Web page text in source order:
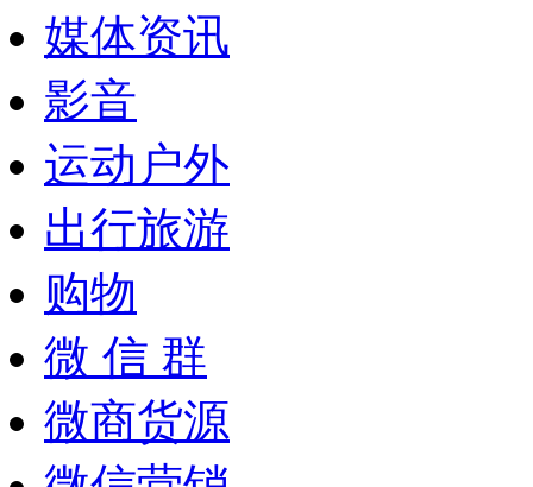
媒体资讯
影音
运动户外
出行旅游
购物
微 信 群
微商货源